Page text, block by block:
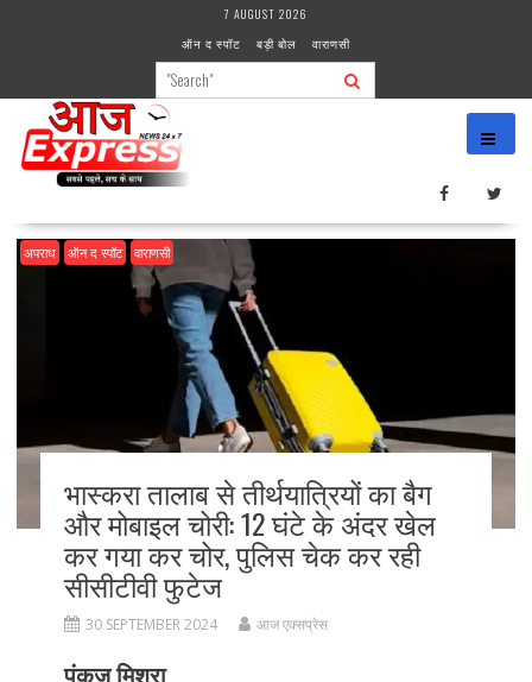
7 AUGUST 2026
ऑन द स्पॉट
बड़ी बोल वाराणसी
अपराध ऑन द स्पॉट वाराणसी
भास्करा तालाब से तीर्थयात्रियों का बैग
और मोबाइल चोरी: 12 घंटे के अंदर खेल
कर गया कर चोर, पुलिस चेक कर रही
सीसीटीवी फुटेज
30 SEPTEMBER 2024 आज एक्सप्रेस
पंकज मिश्रा